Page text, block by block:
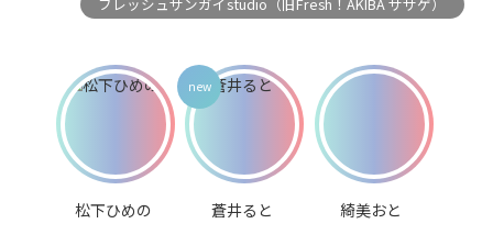
松下ひめの 蒼井ると 綺美おと